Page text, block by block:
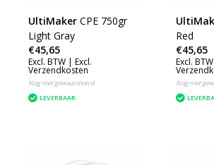
UltiMaker CPE 750gr
Light Gray
€45,65
Excl. BTW | Excl.
Verzendkosten
Nog niet gewaardeerd
LEVERBAAR
Red
€45,65
Excl.
Nog niet